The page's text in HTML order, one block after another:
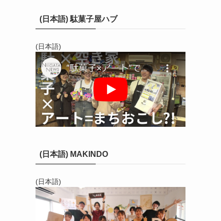
(日本語) 駄菓子屋ハブ
(日本語)
(日本語) MAKINDO
(日本語)